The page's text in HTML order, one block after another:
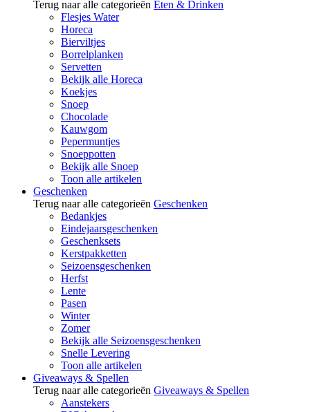
Terug naar alle categorieën Eten & Drinken
Flesjes Water
Horeca
Bierviltjes
Borrelplanken
Servetten
Bekijk alle Horeca
Koekjes
Snoep
Chocolade
Kauwgom
Pepermuntjes
Snoeppotten
Bekijk alle Snoep
Toon alle artikelen
Geschenken
Terug naar alle categorieën Geschenken
Bedankjes
Eindejaarsgeschenken
Geschenksets
Kerstpakketten
Seizoensgeschenken
Herfst
Lente
Pasen
Winter
Zomer
Bekijk alle Seizoensgeschenken
Snelle Levering
Toon alle artikelen
Giveaways & Spellen
Terug naar alle categorieën Giveaways & Spellen
Aanstekers